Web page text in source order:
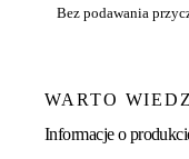
Bez podawania
WARTO
Informacje o